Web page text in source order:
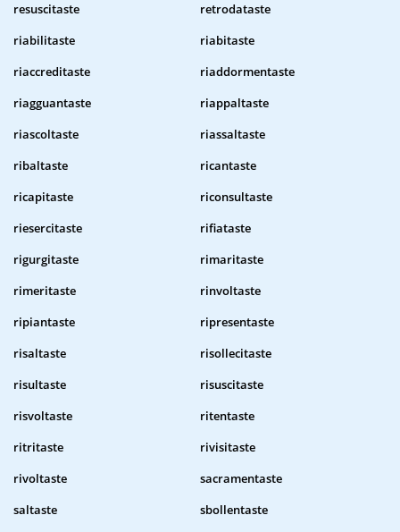
resuscitaste
retrodataste
riabilitaste
riabitaste
riaccreditaste
riaddormentaste
riagguantaste
riappaltaste
riascoltaste
riassaltaste
ribaltaste
ricantaste
ricapitaste
riconsultaste
riesercitaste
rifiataste
rigurgitaste
rimaritaste
rimeritaste
rinvoltaste
ripiantaste
ripresentaste
risaltaste
risollecitaste
risultaste
risuscitaste
risvoltaste
ritentaste
ritritaste
rivisitaste
rivoltaste
sacramentaste
saltaste
sbollentaste